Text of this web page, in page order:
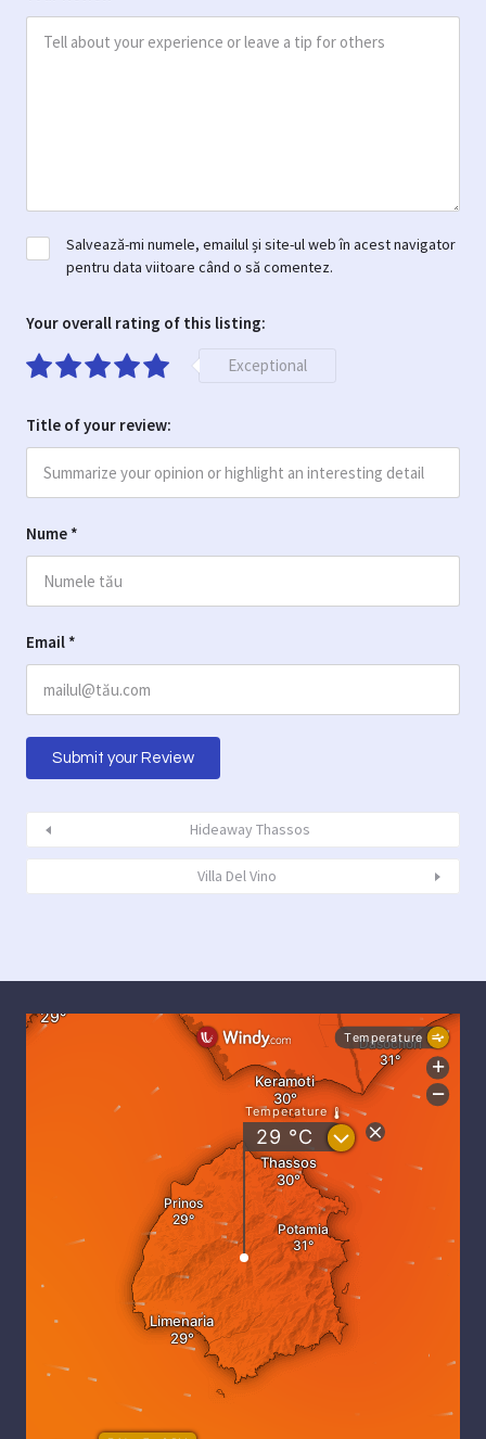
Nume *
Email *
Salvează-mi numele, emailul și site-ul web în acest navigator
pentru data viitoare când o să comentez.
Your overall rating of this listing:
Exceptional
Title of your review:
Hideaway Thassos
Villa Del Vino